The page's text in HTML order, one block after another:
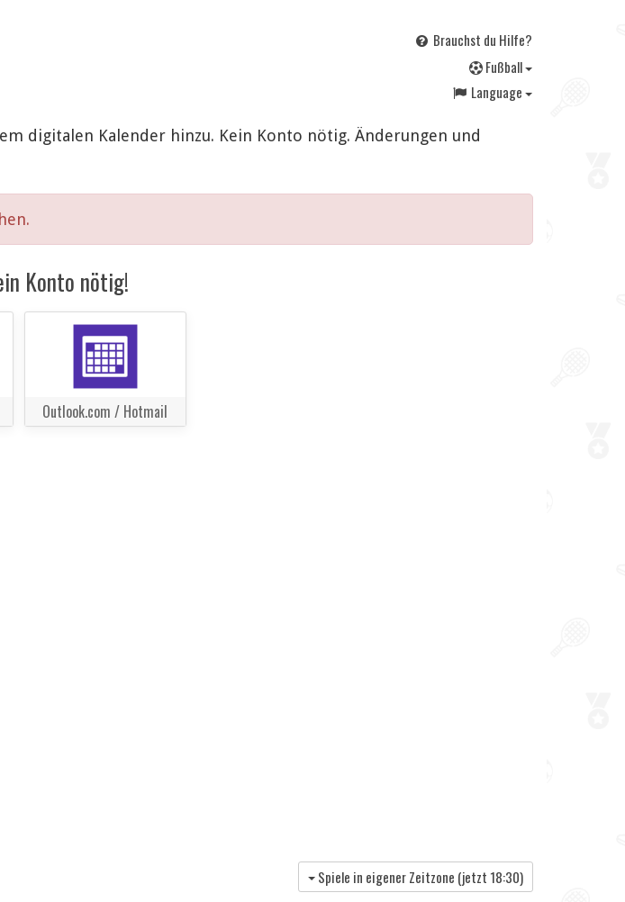
Brauchst du Hilfe?
Fußball
Language
digitalen Kalender hinzu. Kein Konto nötig. Änderungen und
Konto nötig!
Outlook.com / Hotmail
Spiele in eigener Zeitzone (jetzt 18:30)